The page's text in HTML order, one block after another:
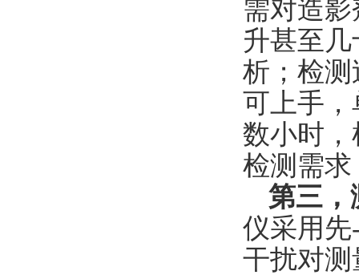
需对造
升甚至
析；检
可上手
数小时
检测需
第三，
仪采用
干扰对